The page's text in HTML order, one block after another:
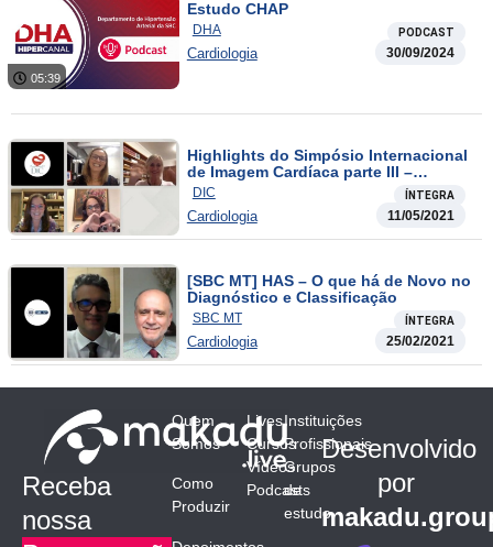
05:39
Estudo CHAP
DHA PODCAST
Cardiologia 30/09/2024
Highlights do Simpósio Internacional
de Imagem Cardíaca parte III –
Ecografia Vascular
DIC ÍNTEGRA
Cardiologia 11/05/2021
[SBC MT] HAS – O que há de Novo no
Diagnóstico e Classificação
SBC MT ÍNTEGRA
Cardiologia 25/02/2021
Receba
nossa
Quem
Somos
Como
Produzir
Lives
Cursos
Vídeos
Podcasts
Instituições
Profissionais
Grupos
de
estudo
Desenvolvido
por